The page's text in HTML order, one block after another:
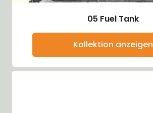
05 Fuel Tank
Kollektion anzeigen